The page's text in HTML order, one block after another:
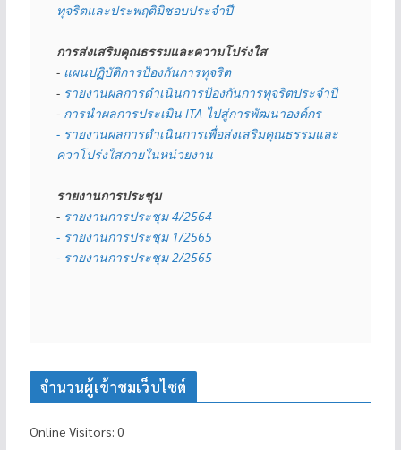
ทุจริตและประพฤติมิชอบประจำปี
การส่งเสริมคุณธรรมและความโปร่งใส
- แผนปฏิบัติการป้องกันการทุจริต
- รายงานผลการดำเนินการป้องกันการทุจริตประจำปี
- การนำผลการประเมิน ITA ไปสู่การพัฒนาองค์กร
- รายงานผลการดำเนินการเพื่อส่งเสริมคุณธรรมและ
ควาโปร่งใสภายในหน่วยงาน
รายงานการประชุม
- รายงานการประชุม 4/2564
- รายงานการประชุม 1/2565
- รายงานการประชุม 2/2565
จำนวนผู้เข้าชมเว็บไซต์
Online Visitors: 0